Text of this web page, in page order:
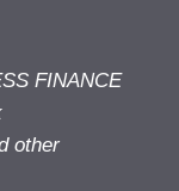
FINANCE
other